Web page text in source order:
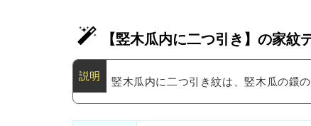
【竪木瓜内に二つ引き】の家紋
竪木瓜内に二つ引き紋は、竪木瓜の鐶